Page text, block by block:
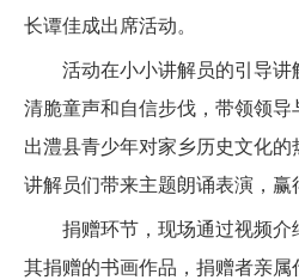
长谭佳成出席活动。
活动在小小讲解员的引导讲
清脆童声和自信步伐，带领领
出澧县青少年对家乡历史文化
讲解员们带来主题朗诵表演，赢
捐赠环节，现场通过视频介
其捐赠的书画作品，捐赠者亲